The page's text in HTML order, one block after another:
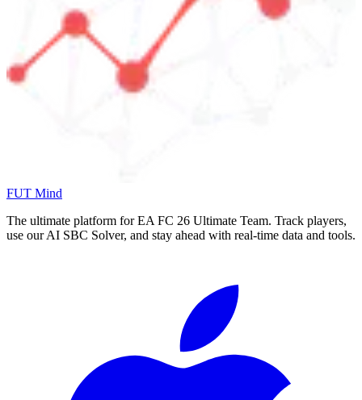
FUT Mind
The ultimate platform for EA FC 26 Ultimate Team. Track players,
use our AI SBC Solver, and stay ahead with real-time data and tools.